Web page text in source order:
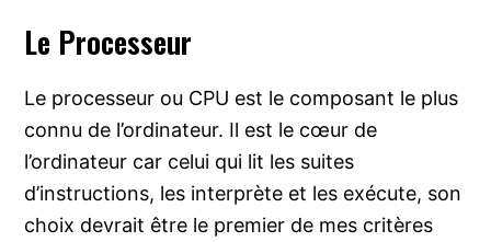
Le Processeur
Le processeur ou CPU est le composant le plus
connu de l’ordinateur. Il est le cœur de
l’ordinateur car celui qui lit les suites
d’instructions, les interprète et les exécute, son
choix devrait être le premier de mes critères